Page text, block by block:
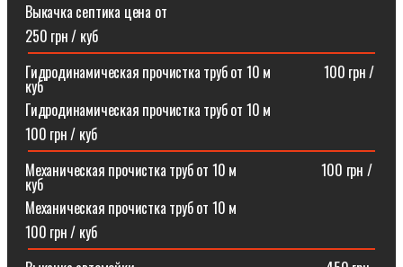
Выкачка септика цена от
250 грн / куб
Гидродинамическая прочистка труб от 10 м⠀⠀⠀⠀⠀100 грн /
куб
Гидродинамическая прочистка труб от 10 м
100 грн / куб
Механическая прочистка труб от 10 м⠀⠀⠀⠀⠀⠀⠀⠀100 грн /
куб
Механическая прочистка труб от 10 м
100 грн / куб